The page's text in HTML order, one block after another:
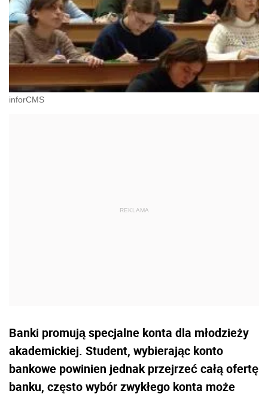
inforCMS
Banki promują specjalne konta dla młodzieży
akademickiej. Student, wybierając konto
bankowe powinien jednak przejrzeć całą ofertę
banku, często wybór zwykłego konta może